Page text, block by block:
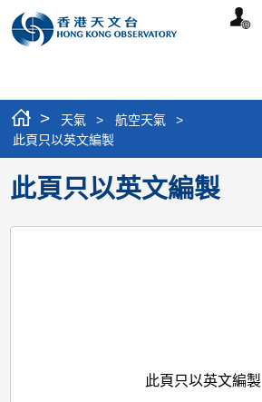
個
> 天氣 > 航空天氣
>
此頁只以英文編製
此頁只以英文編製
此頁只以英文編製